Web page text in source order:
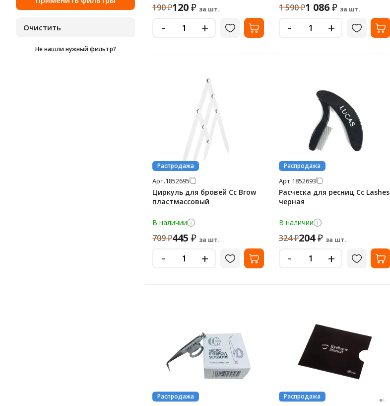
Не нашли нужный фильтр?
190₽120₽ за шт.
- +
1 590₽1 086₽ за шт.
- +
Распродажа
Арт.1852695
Циркуль для бровей Cc Brow
пластмассовый
В наличии
709₽445 ₽ за шт.
- +
Распродажа
Арт.1852693
Расческа для ресниц Cc Lashes
черная
В наличии
324₽204₽ за шт.
- +
Распродажа Распродажа